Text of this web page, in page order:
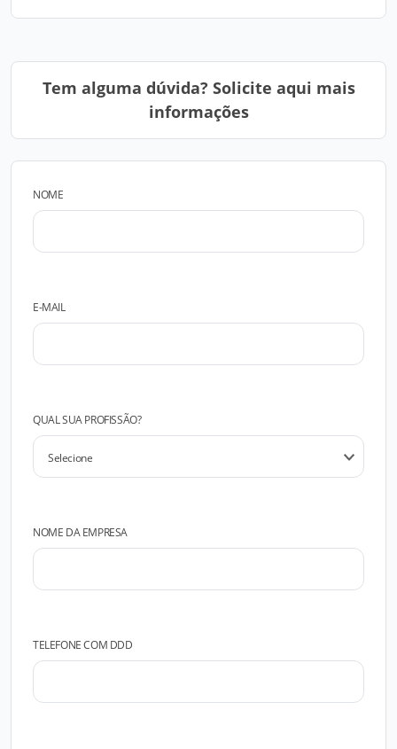
Tem alguma dúvida? Solicite aqui mais
informações
NOME
E-MAIL
QUAL SUA PROFISSÃO?
NOME DA EMPRESA
TELEFONE COM DDD